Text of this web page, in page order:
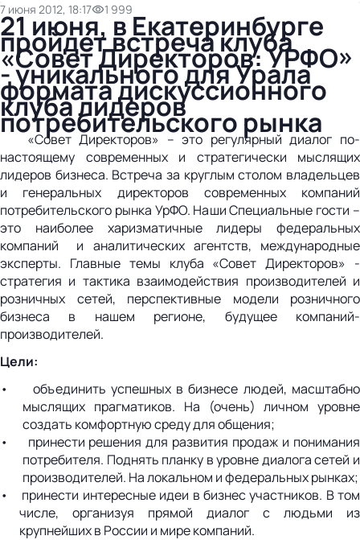
7 июня 2012, 18:17 1 999
21 июня, в Екатеринбурге
пройдет встреча клуба
«Совет Директоров: УРФО»
- уникального для Урала
формата дискуссионного
клуба лидеров
потребительского рынка
«Совет Директоров» – это регулярный диалог по-
настоящему современных и стратегически мыслящих
лидеров бизнеса. Встреча за круглым столом владельцев
и генеральных директоров современных компаний
потребительского рынка УрФО. Наши Специальные гости –
это наиболее харизматичные лидеры федеральных
компаний и аналитических агентств, международные
эксперты. Главные темы клуба «Совет Директоров» -
стратегия и тактика взаимодействия производителей и
розничных сетей, перспективные модели розничного
бизнеса в нашем регионе, будущее компаний-
производителей.
Цели:
• объединить успешных в бизнесе людей, масштабно
мыслящих прагматиков. На (очень) личном уровне
создать комфортную среду для общения;
• принести решения для развития продаж и понимания
потребителя. Поднять планку в уровне диалога сетей и
производителей. На локальном и федеральных рынках;
• принести интересные идеи в бизнес участников. В том
числе, организуя прямой диалог с людьми из
крупнейших в России и мире компаний.